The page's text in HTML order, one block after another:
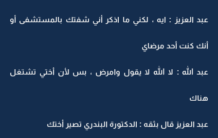
عبد العزيز : ايه ، لكني ما اذكر أني شفتك بالمستشفى أو
أنك كنت أحد مرضاي
عبد الله : لا الله لا يقول وامرض ، بس لأن أختي تشتغل
هناك
عبد العزيز قال بثقه : الدكتورة البندري تصير أختك